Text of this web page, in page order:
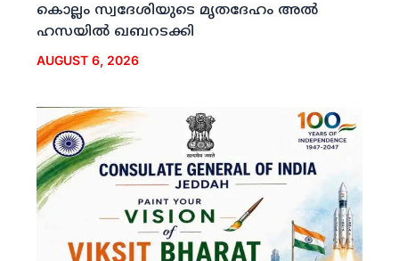
കൊല്ലം സ്വദേശിയുടെ മൃതദേഹം അല്‍
ഹസയില്‍ ഖബറടക്കി
AUGUST 6, 2026